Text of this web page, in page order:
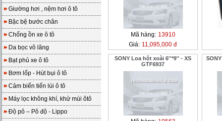
Giường hơi , nệm hơi ô tô
Bậc bệ bước chân
Chống ồn xe ô tô
Da bọc vô lăng
Bạt phủ xe ô tô
Bơm lốp - Hút bụi ô tô
Cảm biến tiến lùi ô tô
Máy lọc không khí, khử mùi ôtô
Độ pô – Pô độ - Lippo
Mã hàng: 13910
Giá: 11,095,000 đ
SONY Loa hột xoài 6''*9'' - XS
GTF6937